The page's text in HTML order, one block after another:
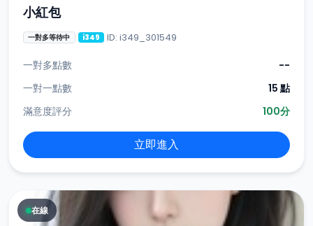
小紅包
一對多等待中 i349 ID: i349_301549
一對多點數
--
一對一點數
15 點
滿意度評分
100分
立即進入
在線